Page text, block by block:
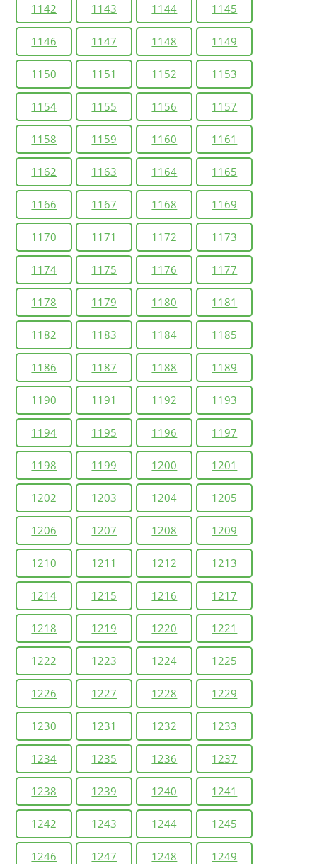
1142 1143 1144 1145
1146 1147 1148 1149
1150 1151 1152 1153
1154 1155 1156 1157
1158 1159 1160 1161
1162 1163 1164 1165
1166 1167 1168 1169
1170 1171 1172 1173
1174 1175 1176 1177
1178 1179 1180 1181
1182 1183 1184 1185
1186 1187 1188 1189
1190 1191 1192 1193
1194 1195 1196 1197
1198 1199 1200 1201
1202 1203 1204 1205
1206 1207 1208 1209
1210 1211 1212 1213
1214 1215 1216 1217
1218 1219 1220 1221
1222 1223 1224 1225
1226 1227 1228 1229
1230 1231 1232 1233
1234 1235 1236 1237
1238 1239 1240 1241
1242 1243 1244 1245
1246 1247 1248 1249